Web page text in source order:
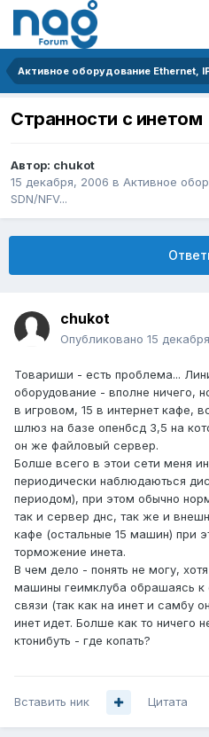
Странности с инетом
Автор: chukot
15 декабря, 2006 в Активное
SDN/NFV...
chukot
Опубликовано 15
Товариши - есть проблема...
оборудование - вполне ничего,
в игровом, 15 в интернет кафе,
шлюз на базе опенбсд 3,5 на
он же файловый сервер.
Болше всего в этои сети меня
периодически наблюдаються
периодом), при этом обычно
так и сервер днс, так же и
кафе (остальные 15 машин) при
торможение инета.
В чем дело - понять не могу,
машины геимклуба обрашаясь к
связи (так как на инет и самбу
инет идет. Болше как то ничего
ктонибуть - где копать?
Вставить ник Цитата